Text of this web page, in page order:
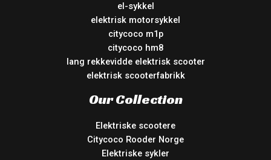
el-sykkel
elektrisk motorsykkel
citycoco m1p
citycoco hm8
lang rekkevidde elektrisk scooter
elektrisk scooterfabrikk
Our Collection
Elektriske scootere
Citycoco Rooder Norge
Elektriske sykler